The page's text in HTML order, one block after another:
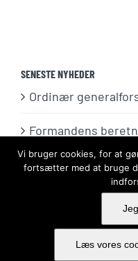
SENESTE NYHEDER
Ordinær
Formandens
Formandens
Vi bruger cookies, for at
fortsætter med at bruge
Læs vores